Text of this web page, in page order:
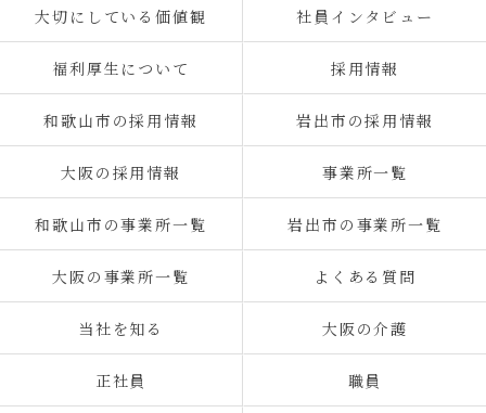
大切にしている価値観 社員インタビュー
福利厚生について 採用情報
和歌山市の採用情報 岩出市の採用情報
大阪の採用情報 事業所一覧
和歌山市の事業所一覧 岩出市の事業所一覧
大阪の事業所一覧 よくある質問
当社を知る 大阪の介護
正社員 職員